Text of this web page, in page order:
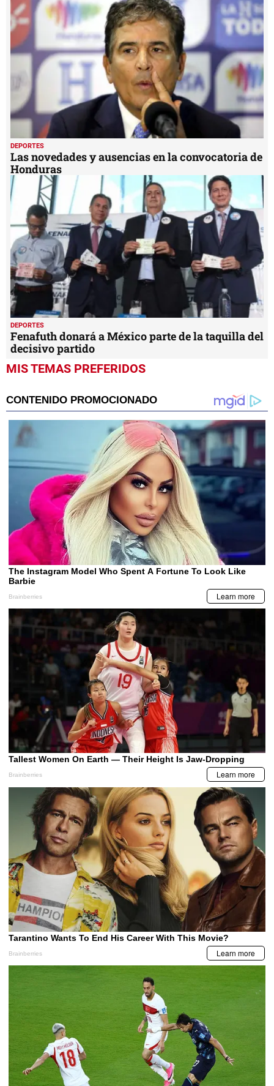
minute,
43
seconds
DEPORTES
Las novedades y ausencias en la convocatoria de
Honduras
DEPORTES
Fenafuth donará a México parte de la taquilla del
decisivo partido
MIS TEMAS PREFERIDOS